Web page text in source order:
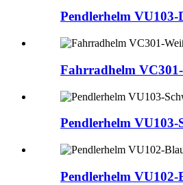
Pendlerhelm
Fahrradhelm
Pendlerhelm VU103-
Pendlerhelm VU102-